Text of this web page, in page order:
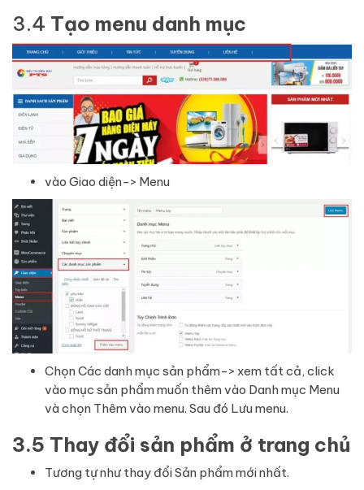
3.4 Tạo menu danh mục
vào Giao diện-> Menu
Chọn Các danh mục sản phẩm-> xem tất cả, click
vào mục sản phẩm muốn thêm vào Danh mục Menu
và chọn Thêm vào menu. Sau đó Lưu menu.
3.5 Thay đổi sản phẩm ở trang chủ
Tương tự như thay đổi Sản phẩm mới nhất.